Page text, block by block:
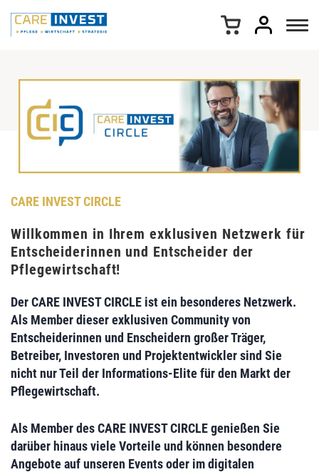
CARE INVEST CIRCLE
Willkommen in Ihrem exklusiven Netzwerk für
Entscheiderinnen und Entscheider der
Pflegewirtschaft!
Der CARE INVEST CIRCLE ist ein besonderes Netzwerk.
Als Member dieser exklusiven Community von
Entscheiderinnen und Enscheidern großer Träger,
Betreiber, Investoren und Projektentwickler sind Sie
nicht nur Teil der Informations-Elite für den Markt der
Pflegewirtschaft.
Als Member des CARE INVEST CIRCLE genießen Sie
darüber hinaus viele Vorteile und können besondere
Angebote auf unseren Events oder im digitalen